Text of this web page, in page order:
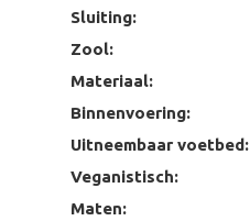
Sluiting:
Zool:
Materiaal:
Binnenvoering:
Uitneembaar voetbed:
Veganistisch:
Maten: